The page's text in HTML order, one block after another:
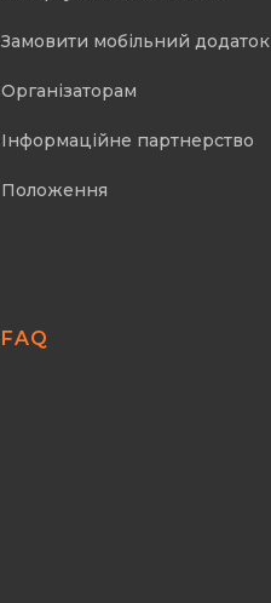
Замовити мобільний додаток
Організаторам
Інформаційне партнерство
Положення
FAQ